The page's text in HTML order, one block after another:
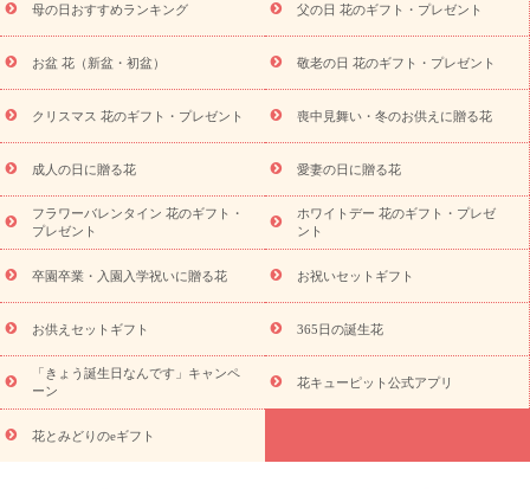
供え・お悔やみ商品一覧
お供え・お悔やみの花
四十九日法要以
降に贈る花
通夜・葬儀に贈る花
お供え お花とセットギフト
お供え プリザーブドフラワー
ペットのお供えフラワー
お盆（新
盆・初盆）
その他 お祝い返し お見舞い
お取り寄せギフト
ビジネス用
ご自宅用 観葉植物 ミディ胡蝶蘭
プリザーブ
ドフラワー
スタイルから探す アレンジメント 花束
スタ
ンド花
お祝い お供え・お悔やみ 胡蝶蘭 胡蝶蘭・花鉢
ディ胡蝶蘭・お祝い
ミディ胡蝶蘭・お供え
世界初の青色胡蝶蘭
観葉植物
観葉植物 産直多肉植物
プリザーブドフラワー
お祝い
お供え・お悔やみ 花とセットギフト
セミオーダー
プチギフト（hanamore -ハナモア-）
花とみどりのeギフト
キューピットのeGfit
カラー ピンク イエローオレンジ
レッ
ド
お花の種類 トルコキキョウ
お祝い お祝い・3000円～ お祝い・4000円～
お祝い・
5000円～
お祝い・7000円～ お祝い・ 10000円～
お供え・お
悔やみ
円～
お供え・お悔やみ・
読み物
母の日おすすめランキング 父の日 花のギフト・プレゼント
お盆 花（新盆・初盆） 敬老の日 花のギフト・プレゼント
クリスマス 花のギフト・プレゼント 喪中見舞い・冬のお供えに贈る花
成人の日に贈る花 愛妻の日に贈る花
フラワーバレンタイン 花のギフト・
プレゼント
ホワイトデー 花のギフト・プレゼ
ント
卒園卒業・入園入学祝いに贈る花 お祝いセットギフト
お供えセットギフト 365日の誕生花
「きょう誕生日なんです」キャンペ
ーン
花キューピット公式アプリ
花とみどりのeギフト